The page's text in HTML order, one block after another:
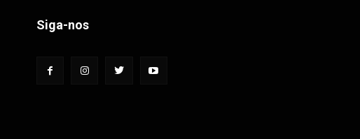
Siga-nos